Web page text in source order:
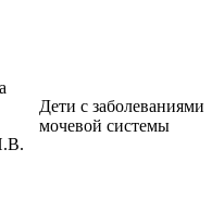
Дети с заболеваниями
мочевой системы